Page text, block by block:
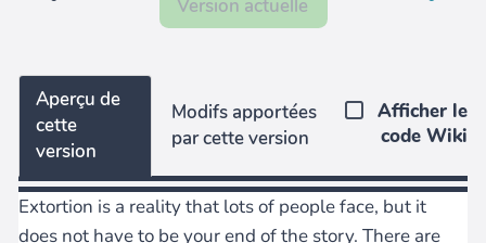
Version actuelle
Aperçu de
cette
version
Modifs apportées
par cette version
Afficher le
code Wiki